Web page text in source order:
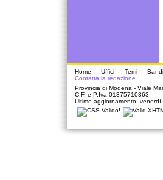
Home Uffici Temi
Contatta la redazione
Provincia di Modena - Viale
C.F. e P.Iva 01375710363
Ultimo aggiornamento: